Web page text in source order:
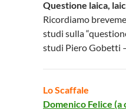
Questione laica,
Ricordiamo
studi sulla
studi Piero Gobetti
Lo Scaffale
Domenico Felice (a